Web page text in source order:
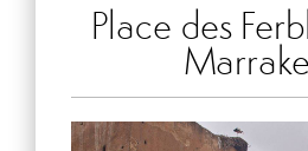
Place des